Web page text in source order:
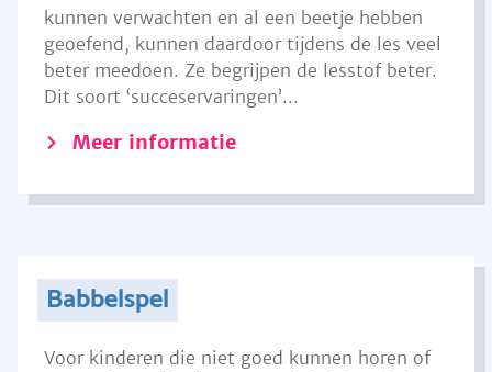
kunnen verwachten en al een beetje hebben
geoefend, kunnen daardoor tijdens de les veel
beter meedoen. Ze begrijpen de lesstof beter.
Dit soort ‘succeservaringen’...
Meer informatie
Babbelspel
Voor kinderen die niet goed kunnen horen of